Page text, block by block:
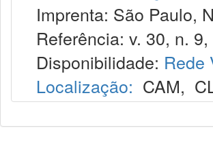
Imprenta: São Paulo,
Referência: v. 30, n.
Disponibilidade: Rede
Localização: CAM,